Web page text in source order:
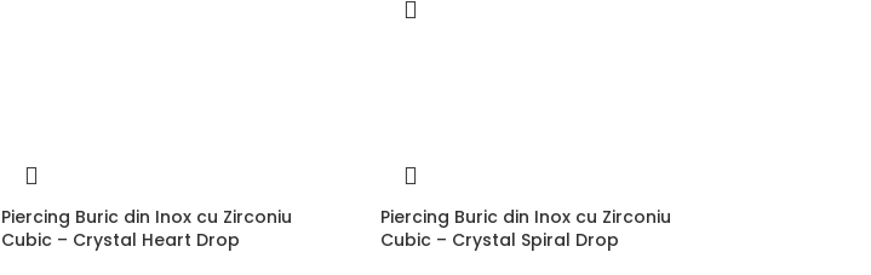
Piercing Buric din Inox cu Zirconiu
Cubic – Crystal Heart Drop
Piercing Buric din Inox cu Zirconiu
Cubic – Crystal Spiral Drop